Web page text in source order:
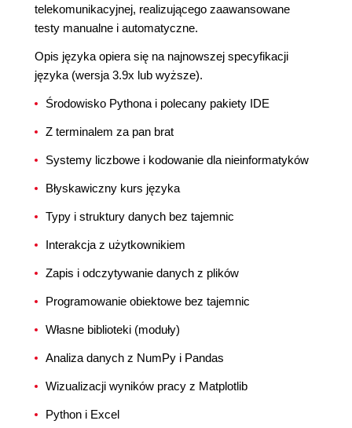
telekomunikacyjnej, realizującego zaawansowane
testy manualne i automatyczne.
Opis języka opiera się na najnowszej specyfikacji
języka (wersja 3.9x lub wyższe).
Środowisko Pythona i polecany pakiety IDE
Z terminalem za pan brat
Systemy liczbowe i kodowanie dla nieinformatyków
Błyskawiczny kurs języka
Typy i struktury danych bez tajemnic
Interakcja z użytkownikiem
Zapis i odczytywanie danych z plików
Programowanie obiektowe bez tajemnic
Własne biblioteki (moduły)
Analiza danych z NumPy i Pandas
Wizualizacji wyników pracy z Matplotlib
Python i Excel